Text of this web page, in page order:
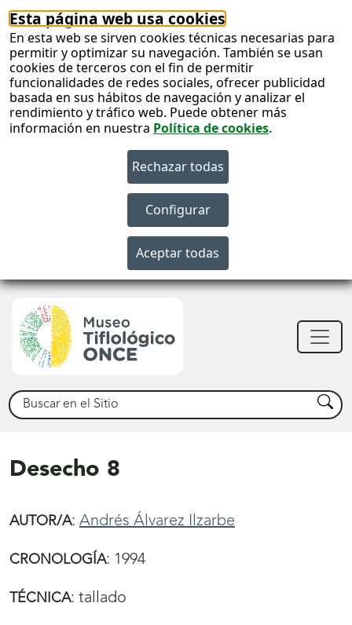
Esta página web usa cookies
En esta web se sirven cookies técnicas necesarias para
permitir y optimizar su navegación. También se usan
cookies de terceros con el fin de permitir
funcionalidades de redes sociales, ofrecer publicidad
basada en sus hábitos de navegación y analizar el
rendimiento y tráfico web. Puede obtener más
información en nuestra Política de cookies.
Buscar Buscar
Desecho 8
AUTOR/A: Andrés Álvarez Ilzarbe
CRONOLOGÍA: 1994
TÉCNICA: tallado